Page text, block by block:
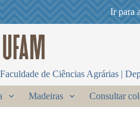
Ir para
de Ciências Agrárias |
Madeiras Consultar